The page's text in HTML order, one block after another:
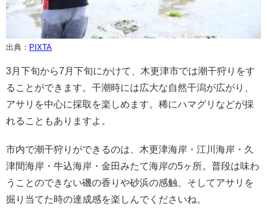
出典： PIXTA
3月下旬から7月下旬にかけて、木更津市では潮干狩りをす
ることができます。干潮時には広大な自然干潟が広がり、
アサリを中心に採取を楽しめます。稀にハマグリなどが採
れることもありますよ。
市内で潮干狩りができるのは、木更津海岸・江川海岸・久
津間海岸・牛込海岸・金田みたて海岸の5ヶ所。普段は味わ
うことのできない磯の香りや砂浜の感触、そしてアサリを
掘り当てた時の達成感を楽しんでくださいね。